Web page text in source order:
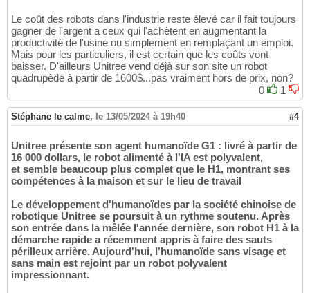
Le coût des robots dans l'industrie reste élevé car il fait toujours
gagner de l'argent a ceux qui l'achètent en augmentant la
productivité de l'usine ou simplement en remplaçant un emploi.
Mais pour les particuliers, il est certain que les coûts vont
baisser. D'ailleurs Unitree vend déjà sur son site un robot
quadrupède à partir de 1600$...pas vraiment hors de prix, non?
0
1
Stéphane le calme, le 13/05/2024 à 19h40 #4
Unitree présente son agent humanoïde G1 : livré à partir de
16 000 dollars, le robot alimenté à l'IA est polyvalent,
et semble beaucoup plus complet que le H1, montrant ses
compétences à la maison et sur le lieu de travail
Le développement d'humanoïdes par la société chinoise de
robotique Unitree se poursuit à un rythme soutenu. Après
son entrée dans la mêlée l'année dernière, son robot H1 à la
démarche rapide a récemment appris à faire des sauts
périlleux arrière. Aujourd'hui, l'humanoïde sans visage et
sans main est rejoint par un robot polyvalent
impressionnant.